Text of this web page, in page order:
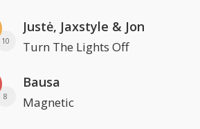
10
Justė, Jaxstyle & Jon
Turn The Lights Off
8
Bausa
Magnetic